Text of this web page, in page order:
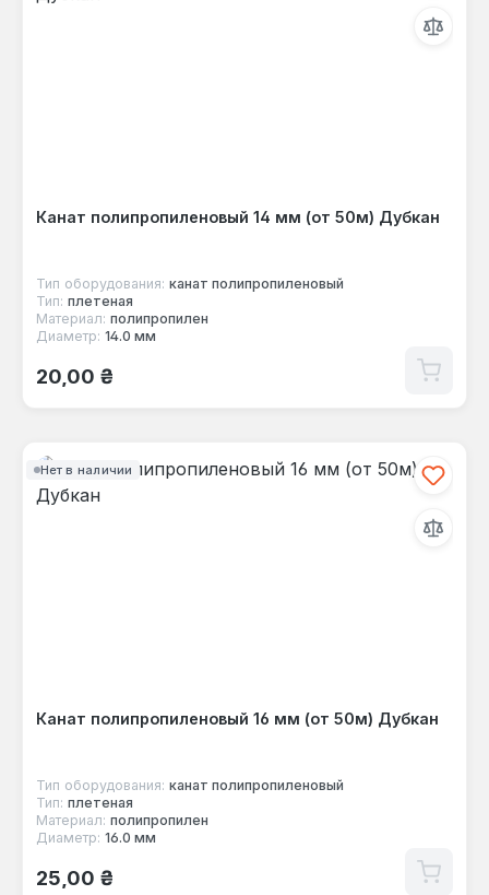
Канат полипропиленовый 14 мм (от 50м) Дубкан
Тип оборудования: канат полипропиленовый
Тип: плетеная
Материал: полипропилен
Диаметр: 14.0 мм
Обычная цена:
20,00 ₴
Нет в наличии
Канат полипропиленовый 16 мм (от 50м) Дубкан
Тип оборудования: канат полипропиленовый
Тип: плетеная
Материал: полипропилен
Диаметр: 16.0 мм
Обычная цена:
25,00 ₴